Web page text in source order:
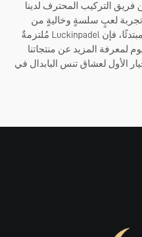
فريق التركيب المحترف لدينا
تجربة لعبٍ سلسةٍ وخاليةٍ من
العوائق. سواءً كنت رياضيًّا محترفًا أو هاوٍ مبتدئًا، فإن Luckinpadel مُلتزمةٌ
لمعرفة المزيد عن منتجاتنا
الأول لعشاق تنس البابدال في